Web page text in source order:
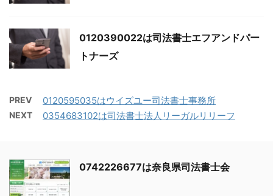
0120390022は司法書士エフアンドパー
トナーズ
PREV 0120595035はウイズユー司法書士事務所
NEXT 0354683102は司法書士法人リーガルリリーフ
0742226677は奈良県司法書士会